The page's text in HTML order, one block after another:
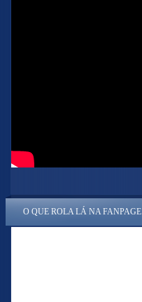
O QUE ROLA LÁ NA FANPAGE